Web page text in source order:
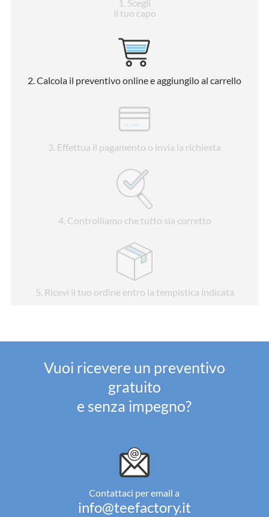
1 . Scegli
il tuo capo
2. Calcola il preventivo online e aggiungilo al carrello
3. Effettua il pagamento o invia la richiesta
4. Controlliamo che tutto sia corretto
5. Ricevi il tuo ordine entro la tempistica indicata
Vuoi ricevere un preventivo
gratuito
e senza impegno?
Contattaci per email a
info@teefactory.it